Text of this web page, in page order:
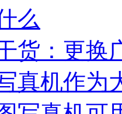
货：更换
真机作为